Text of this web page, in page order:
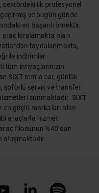
sektördeki ilk profesyonel
ve bugün günde
en başarılı örnektir.
araç kiralamakta olan
faydalanmakta,
ile indirimler
tüm ihtiyaçlarınızın
SIXT rent a car, günlük
şoförlü servis ve transfer
sunmaktadır. SIXT
en güçlü markaları olan
araçlarla hizmet
filosunun %40’dan
oluşmaktadır.